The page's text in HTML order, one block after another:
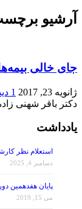
آرشیو
جای خالی
ژانویه 23, 2017
1 دیدگاه
دکتر باقر شهنی
یادداشت
استعلام نظر
دسامبر 4, 2025
پایان هفدهمین
می 15, 2019